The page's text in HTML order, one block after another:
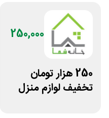
250,000
250 هزار تومان
تخفیف لوازم منزل